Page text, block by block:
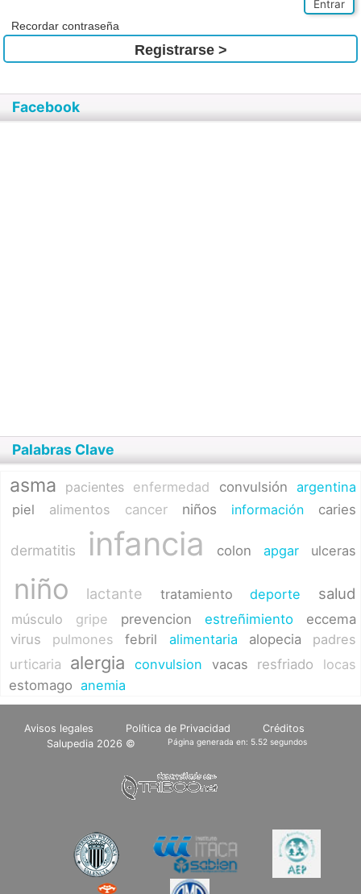
Entrar
Recordar contraseña
Registrarse >
Facebook
Palabras Clave
asma pacientes enfermedad convulsión
argentina
piel
alimentos cancer niños información caries
dermatitis infancia colon apgar ulceras
niño lactante tratamiento deporte salud
músculo gripe prevencion estreñimiento
eccema
virus
pulmones febril alimentaria alopecia
padres
urticaria
alergia convulsion vacas resfriado
locas
estomago anemia
Avisos legales Política de Privacidad
Créditos
Salupedia 2026 ©
Página generada en: 5.52 segundos